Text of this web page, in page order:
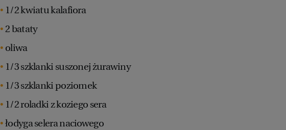
1/2 kwiatu kalafiora
2 bataty
oliwa
1/3 szklanki suszonej żurawiny
1/3 szklanki poziomek
1/2 roladki z koziego sera
łodyga selera naciowego